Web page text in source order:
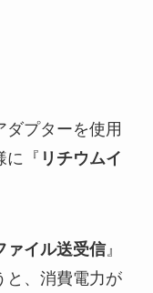
ダプターを使用
に『 リチウムイ
ァイル送受信』
と、消費電力が